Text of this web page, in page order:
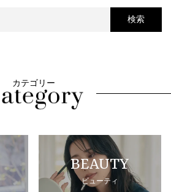
検索
カテゴリー
BEAUTY
ビューティ